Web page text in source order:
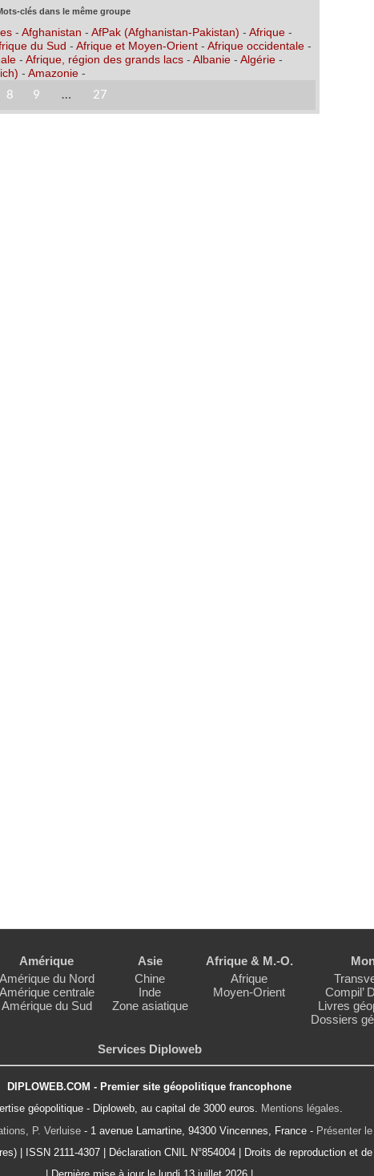
clés dans le même groupe
- Afghanistan - AfPak (Afghanistan-Pakistan) - Afrique-
du Sud - Afrique et Moyen-Orient - Afrique occidentale -
- Afrique, région des grands lacs- Albanie - Algérie -
- Amazonie-
8 9 … 27
Amérique
Amérique du Nord
Amérique centrale
Amérique du Sud
Asie
Chine
Inde
Zone asiatique
Afrique & M.-O.
Afrique
Moyen-Orient
Compil’
Livres
Dossiers
Services Diploweb
DIPLOWEB.COM - Premier site géopolitique francophone
géopolitique - Diploweb, au capital de 3000 euros. Mentions légales.
P. Verluise - 1 avenue Lamartine, 94300 Vincennes, France - Présenter
| ISSN 2111-4307 | Déclaration CNIL N°854004 | Droits de reproduction et